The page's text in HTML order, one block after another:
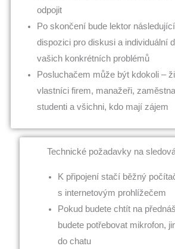
odpojit
Po skončení bude lektor
dispozici pro diskusi a individuální
vašich konkrétních problémů
Posluchačem může být kdokoli –
vlastníci firem, manažeři,
studenti a všichni, kdo mají zájem
Technické požadavky na
K připojení stačí běžný
s internetovým prohlížečem
Pokud budete chtít na
budete potřebovat mikrofon,
do chatu